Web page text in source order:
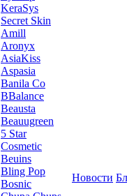
KeraSys
Secret Skin
Amill
Aronyx
AsiaKiss
Aspasia
Banila Co
BBalance
Beausta
Beauugreen
5 Star
Cosmetic
Beuins
Bling Pop
Bosnic
Новости